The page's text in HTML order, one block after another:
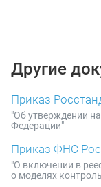
Другие
Приказ
"Об утверждении
Федерации"
Приказ ФНС
"О включении в
о моделях